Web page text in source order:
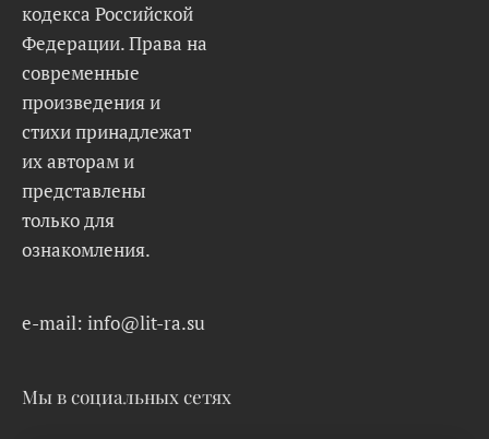
кодекса Российской
Федерации. Права на
современные
произведения и
стихи принадлежат
их авторам и
представлены
только для
ознакомления.
e-mail: info@lit-ra.su
Мы в социальных сетях